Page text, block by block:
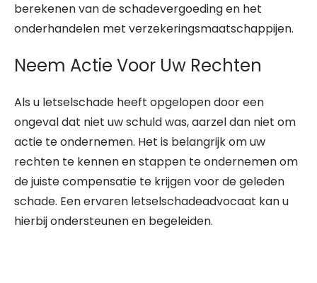
berekenen van de schadevergoeding en het
onderhandelen met verzekeringsmaatschappijen.
Neem Actie Voor Uw Rechten
Als u letselschade heeft opgelopen door een
ongeval dat niet uw schuld was, aarzel dan niet om
actie te ondernemen. Het is belangrijk om uw
rechten te kennen en stappen te ondernemen om
de juiste compensatie te krijgen voor de geleden
schade. Een ervaren letselschadeadvocaat kan u
hierbij ondersteunen en begeleiden.